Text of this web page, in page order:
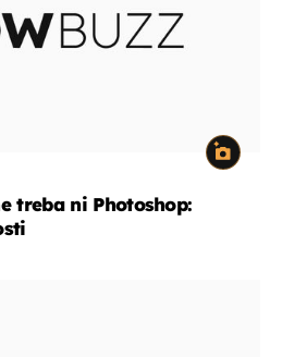
treba ni Photoshop: